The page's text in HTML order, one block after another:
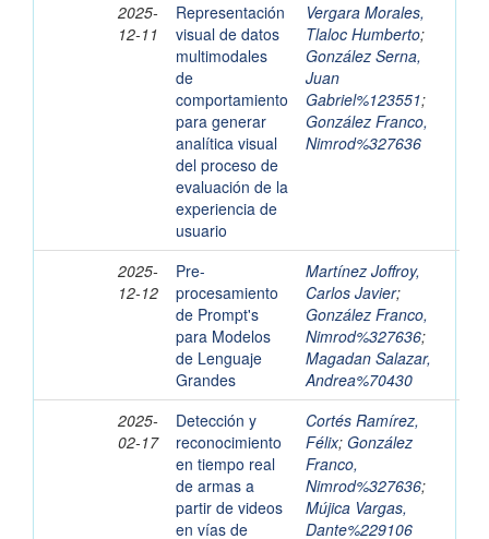
2025-
12-11
Representación
visual de datos
multimodales
de
comportamiento
para generar
analítica visual
del proceso de
evaluación de la
experiencia de
usuario
Vergara Morales,
Tlaloc Humberto;
González Serna,
Juan
Gabriel%123551;
González Franco,
Nimrod%327636
2025-
12-12
Pre-
procesamiento
de Prompt's
para Modelos
de Lenguaje
Grandes
Martínez Joffroy,
Carlos Javier;
González Franco,
Nimrod%327636;
Magadan Salazar,
Andrea%70430
2025-
02-17
Detección y
reconocimiento
en tiempo real
de armas a
partir de videos
en vías de
Cortés Ramírez,
Félix; González
Franco,
Nimrod%327636;
Mújica Vargas,
Dante%229106